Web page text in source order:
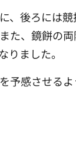
、後ろには
た、鏡餅の
りました。
予感させるよ